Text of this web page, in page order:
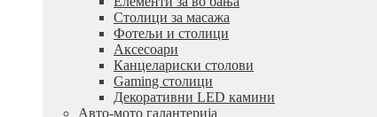
Столици за масажа
Фотељи и столици
Аксесоари
Канцелариски столови
Gaming столици
Декоративни LED камини
Авто-мото галантерија